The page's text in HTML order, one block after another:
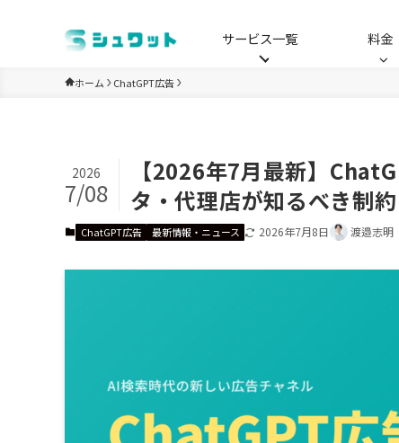
サービス一覧 料金
ホーム ChatGPT広告
【2026年7月最新】
タ・代理店が知るべき制
2026
7/08
ChatGPT広告 最新情報・ニュース 2026年7月8日 渡邉志明